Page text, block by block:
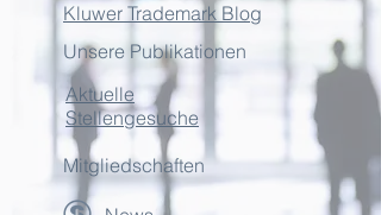
Kluwer Trademark Blog
Unsere Publikationen
Aktuelle
Stellengesuche
Mitgliedschaften